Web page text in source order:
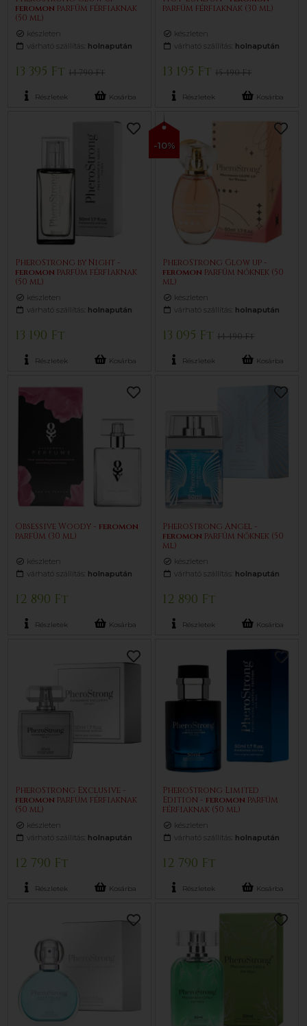
feromon parfüm férfiaknak
(50 ml)
készleten
várható szállítás: holnapután
13 395 Ft14 790 Ft
Részletek Kosárba
parfüm férfiaknak (30 ml)
készleten
várható szállítás: holnapután
13 195 Ft15 490 Ft
Részletek Kosárba
PheroStrong by Night -
feromon parfüm férfiaknak
(50 ml)
készleten
várható szállítás: holnapután
13 190 Ft
Részletek Kosárba
-10%
PheroStrong Glow up -
feromon parfüm nőknek (50
ml)
készleten
várható szállítás: holnapután
13 095 Ft14 490 Ft
Részletek Kosárba
Obsessive Woody - feromon
parfüm (30 ml)
készleten
várható szállítás: holnapután
12 890 Ft
Részletek Kosárba
PheroStrong Angel -
feromon parfüm nőknek (50
ml)
készleten
várható szállítás: holnapután
12 890 Ft
Részletek Kosárba
PheroStrong Exclusive -
feromon parfüm férfiaknak
(50 ml)
készleten
várható szállítás: holnapután
12 790 Ft
Részletek Kosárba
PheroStrong Limited
Edition - feromon parfüm
férfiaknak (50 ml)
készleten
várható szállítás: holnapután
12 790 Ft
Részletek Kosárba